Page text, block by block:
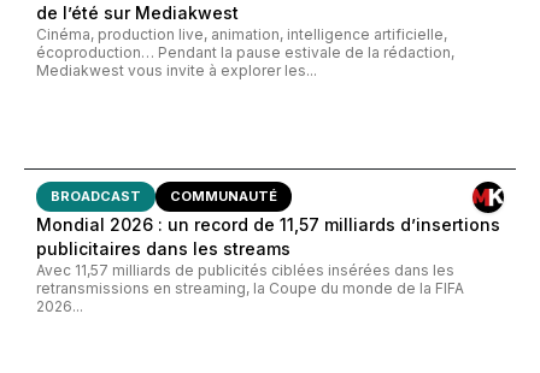
de l’été sur Mediakwest
Cinéma, production live, animation, intelligence artificielle,
écoproduction… Pendant la pause estivale de la rédaction,
Mediakwest vous invite à explorer les...
BROADCAST COMMUNAUTÉ
Mondial 2026 : un record de 11,57 milliards d’insertions
publicitaires dans les streams
Avec 11,57 milliards de publicités ciblées insérées dans les
retransmissions en streaming, la Coupe du monde de la FIFA
2026...